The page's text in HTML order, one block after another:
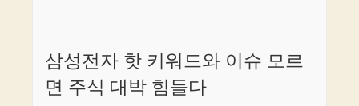
삼성전자 핫 키워드와 이슈 모르
면 주식 대박 힘들다